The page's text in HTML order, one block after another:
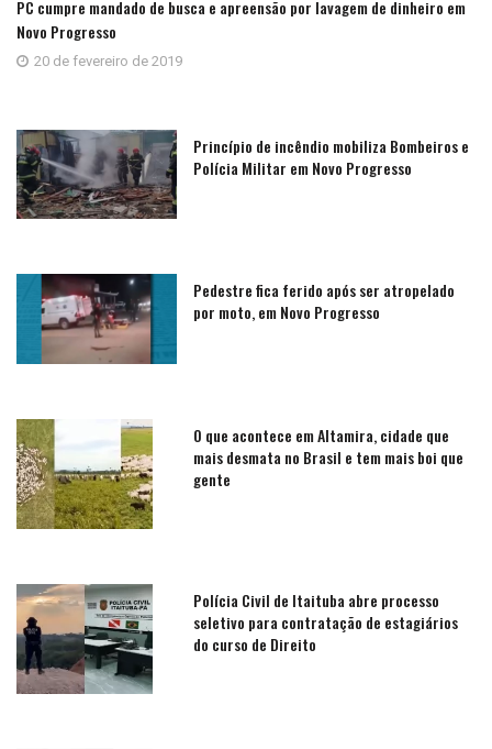
PC cumpre mandado de busca e apreensão por lavagem de dinheiro em
Novo Progresso
20 de fevereiro de 2019
Princípio de incêndio mobiliza Bombeiros e
Polícia Militar em Novo Progresso
Pedestre fica ferido após ser atropelado
por moto, em Novo Progresso
O que acontece em Altamira, cidade que
mais desmata no Brasil e tem mais boi que
gente
Polícia Civil de Itaituba abre processo
seletivo para contratação de estagiários
do curso de Direito